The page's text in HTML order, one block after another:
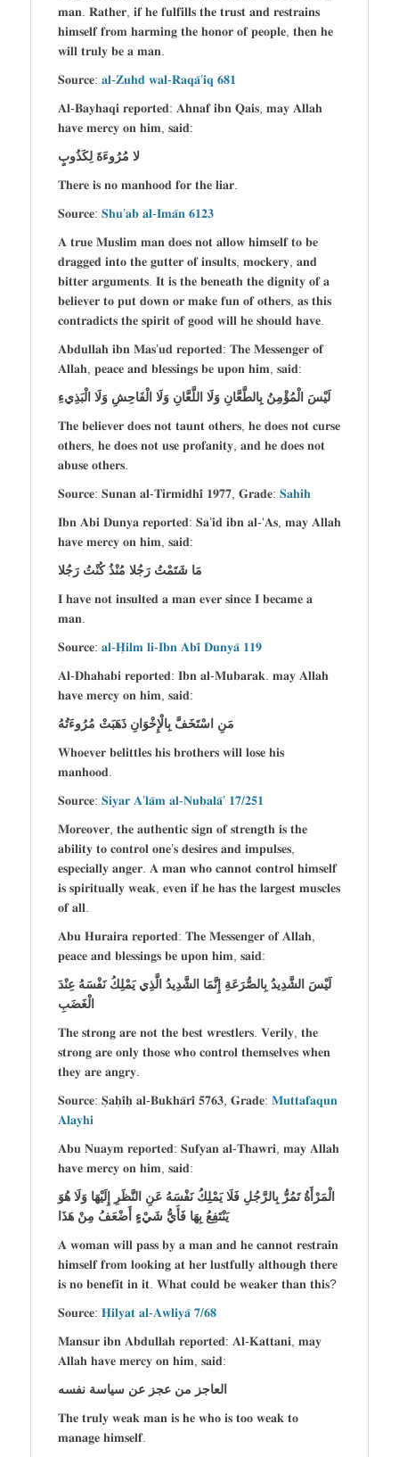
𝐦𝐚𝐧. 𝐑𝐚𝐭𝐡𝐞𝐫, 𝐢𝐟 𝐡𝐞 𝐟𝐮𝐥𝐟𝐢𝐥𝐥𝐬 𝐭𝐡𝐞 𝐭𝐫𝐮𝐬𝐭 𝐚𝐧𝐝 𝐫𝐞𝐬𝐭𝐫𝐚𝐢𝐧𝐬
𝐡𝐢𝐦𝐬𝐞𝐥𝐟 𝐟𝐫𝐨𝐦 𝐡𝐚𝐫𝐦𝐢𝐧𝐠 𝐭𝐡𝐞 𝐡𝐨𝐧𝐨𝐫 𝐨𝐟 𝐩𝐞𝐨𝐩𝐥𝐞, 𝐭𝐡𝐞𝐧 𝐡𝐞
𝐰𝐢𝐥𝐥 𝐭𝐫𝐮𝐥𝐲 𝐛𝐞 𝐚 𝐦𝐚𝐧.
𝐒𝐨𝐮𝐫𝐜𝐞: 𝐚𝐥-𝐙𝐮𝐡𝐝 𝐰𝐚𝐥-𝐑𝐚𝐪𝐚̄’𝐢𝐪 𝟔𝟖𝟏
𝐀𝐥-𝐁𝐚𝐲𝐡𝐚𝐪𝐢 𝐫𝐞𝐩𝐨𝐫𝐭𝐞𝐝: 𝐀𝐡𝐧𝐚𝐟 𝐢𝐛𝐧 𝐐𝐚𝐢𝐬, 𝐦𝐚𝐲 𝐀𝐥𝐥𝐚𝐡
𝐡𝐚𝐯𝐞 𝐦𝐞𝐫𝐜𝐲 𝐨𝐧 𝐡𝐢𝐦, 𝐬𝐚𝐢𝐝:
لا مُرُوءَةَ لِكَذُوبٍ
𝐓𝐡𝐞𝐫𝐞 𝐢𝐬 𝐧𝐨 𝐦𝐚𝐧𝐡𝐨𝐨𝐝 𝐟𝐨𝐫 𝐭𝐡𝐞 𝐥𝐢𝐚𝐫.
𝐒𝐨𝐮𝐫𝐜𝐞: 𝐒𝐡𝐮’𝐚𝐛 𝐚𝐥-𝐈𝐦𝐚̄𝐧 𝟔𝟏𝟐𝟑
𝐀 𝐭𝐫𝐮𝐞 𝐌𝐮𝐬𝐥𝐢𝐦 𝐦𝐚𝐧 𝐝𝐨𝐞𝐬 𝐧𝐨𝐭 𝐚𝐥𝐥𝐨𝐰 𝐡𝐢𝐦𝐬𝐞𝐥𝐟 𝐭𝐨 𝐛𝐞
𝐝𝐫𝐚𝐠𝐠𝐞𝐝 𝐢𝐧𝐭𝐨 𝐭𝐡𝐞 𝐠𝐮𝐭𝐭𝐞𝐫 𝐨𝐟 𝐢𝐧𝐬𝐮𝐥𝐭𝐬, 𝐦𝐨𝐜𝐤𝐞𝐫𝐲, 𝐚𝐧𝐝
𝐛𝐢𝐭𝐭𝐞𝐫 𝐚𝐫𝐠𝐮𝐦𝐞𝐧𝐭𝐬. 𝐈𝐭 𝐢𝐬 𝐭𝐡𝐞 𝐛𝐞𝐧𝐞𝐚𝐭𝐡 𝐭𝐡𝐞 𝐝𝐢𝐠𝐧𝐢𝐭𝐲 𝐨𝐟 𝐚
𝐛𝐞𝐥𝐢𝐞𝐯𝐞𝐫 𝐭𝐨 𝐩𝐮𝐭 𝐝𝐨𝐰𝐧 𝐨𝐫 𝐦𝐚𝐤𝐞 𝐟𝐮𝐧 𝐨𝐟 𝐨𝐭𝐡𝐞𝐫𝐬, 𝐚𝐬 𝐭𝐡𝐢𝐬
𝐜𝐨𝐧𝐭𝐫𝐚𝐝𝐢𝐜𝐭𝐬 𝐭𝐡𝐞 𝐬𝐩𝐢𝐫𝐢𝐭 𝐨𝐟 𝐠𝐨𝐨𝐝 𝐰𝐢𝐥𝐥 𝐡𝐞 𝐬𝐡𝐨𝐮𝐥𝐝 𝐡𝐚𝐯𝐞.
𝐀𝐛𝐝𝐮𝐥𝐥𝐚𝐡 𝐢𝐛𝐧 𝐌𝐚𝐬’𝐮𝐝 𝐫𝐞𝐩𝐨𝐫𝐭𝐞𝐝: 𝐓𝐡𝐞 𝐌𝐞𝐬𝐬𝐞𝐧𝐠𝐞𝐫 𝐨𝐟
𝐀𝐥𝐥𝐚𝐡, 𝐩𝐞𝐚𝐜𝐞 𝐚𝐧𝐝 𝐛𝐥𝐞𝐬𝐬𝐢𝐧𝐠𝐬 𝐛𝐞 𝐮𝐩𝐨𝐧 𝐡𝐢𝐦, 𝐬𝐚𝐢𝐝:
لَيْسَ الْمُؤْمِنُ بِالطَّعَّانِ وَلَا اللَّعَّانِ وَلَا الْفَاحِشِ وَلَا الْبَذِيءِ
𝐓𝐡𝐞 𝐛𝐞𝐥𝐢𝐞𝐯𝐞𝐫 𝐝𝐨𝐞𝐬 𝐧𝐨𝐭 𝐭𝐚𝐮𝐧𝐭 𝐨𝐭𝐡𝐞𝐫𝐬, 𝐡𝐞 𝐝𝐨𝐞𝐬 𝐧𝐨𝐭 𝐜𝐮𝐫𝐬𝐞
𝐨𝐭𝐡𝐞𝐫𝐬, 𝐡𝐞 𝐝𝐨𝐞𝐬 𝐧𝐨𝐭 𝐮𝐬𝐞 𝐩𝐫𝐨𝐟𝐚𝐧𝐢𝐭𝐲, 𝐚𝐧𝐝 𝐡𝐞 𝐝𝐨𝐞𝐬 𝐧𝐨𝐭
𝐚𝐛𝐮𝐬𝐞 𝐨𝐭𝐡𝐞𝐫𝐬.
𝐒𝐨𝐮𝐫𝐜𝐞: 𝐒𝐮𝐧𝐚𝐧 𝐚𝐥-𝐓𝐢𝐫𝐦𝐢𝐝𝐡𝐢̄ 𝟏𝟗𝟕𝟕, 𝐆𝐫𝐚𝐝𝐞: 𝐒𝐚𝐡𝐢𝐡
𝐈𝐛𝐧 𝐀𝐛𝐢 𝐃𝐮𝐧𝐲𝐚 𝐫𝐞𝐩𝐨𝐫𝐭𝐞𝐝: 𝐒𝐚’𝐢𝐝 𝐢𝐛𝐧 𝐚𝐥-‘𝐀𝐬, 𝐦𝐚𝐲 𝐀𝐥𝐥𝐚𝐡
𝐡𝐚𝐯𝐞 𝐦𝐞𝐫𝐜𝐲 𝐨𝐧 𝐡𝐢𝐦, 𝐬𝐚𝐢𝐝:
مَا شَتَمْتُ رَجُلا مُنْذُ كُنْتُ رَجُلا
𝐈 𝐡𝐚𝐯𝐞 𝐧𝐨𝐭 𝐢𝐧𝐬𝐮𝐥𝐭𝐞𝐝 𝐚 𝐦𝐚𝐧 𝐞𝐯𝐞𝐫 𝐬𝐢𝐧𝐜𝐞 𝐈 𝐛𝐞𝐜𝐚𝐦𝐞 𝐚
𝐦𝐚𝐧.
𝐒𝐨𝐮𝐫𝐜𝐞: 𝐚𝐥-𝐇̣𝐢𝐥𝐦 𝐥𝐢-𝐈𝐛𝐧 𝐀𝐛𝐢̄ 𝐃𝐮𝐧𝐲𝐚̄ 𝟏𝟏𝟗
𝐀𝐥-𝐃𝐡𝐚𝐡𝐚𝐛𝐢 𝐫𝐞𝐩𝐨𝐫𝐭𝐞𝐝: 𝐈𝐛𝐧 𝐚𝐥-𝐌𝐮𝐛𝐚𝐫𝐚𝐤. 𝐦𝐚𝐲 𝐀𝐥𝐥𝐚𝐡
𝐡𝐚𝐯𝐞 𝐦𝐞𝐫𝐜𝐲 𝐨𝐧 𝐡𝐢𝐦, 𝐬𝐚𝐢𝐝:
مَنِ اسْتَخَفَّ بِالْإِخْوَانِ ذَهَبَتْ مُرُوءَتُهُ
𝐖𝐡𝐨𝐞𝐯𝐞𝐫 𝐛𝐞𝐥𝐢𝐭𝐭𝐥𝐞𝐬 𝐡𝐢𝐬 𝐛𝐫𝐨𝐭𝐡𝐞𝐫𝐬 𝐰𝐢𝐥𝐥 𝐥𝐨𝐬𝐞 𝐡𝐢𝐬
𝐦𝐚𝐧𝐡𝐨𝐨𝐝.
𝐒𝐨𝐮𝐫𝐜𝐞: 𝐒𝐢𝐲𝐚𝐫 𝐀’𝐥𝐚̄𝐦 𝐚𝐥-𝐍𝐮𝐛𝐚𝐥𝐚̄’ 𝟏𝟕/𝟐𝟓𝟏
𝐌𝐨𝐫𝐞𝐨𝐯𝐞𝐫, 𝐭𝐡𝐞 𝐚𝐮𝐭𝐡𝐞𝐧𝐭𝐢𝐜 𝐬𝐢𝐠𝐧 𝐨𝐟 𝐬𝐭𝐫𝐞𝐧𝐠𝐭𝐡 𝐢𝐬 𝐭𝐡𝐞
𝐚𝐛𝐢𝐥𝐢𝐭𝐲 𝐭𝐨 𝐜𝐨𝐧𝐭𝐫𝐨𝐥 𝐨𝐧𝐞’𝐬 𝐝𝐞𝐬𝐢𝐫𝐞𝐬 𝐚𝐧𝐝 𝐢𝐦𝐩𝐮𝐥𝐬𝐞𝐬,
𝐞𝐬𝐩𝐞𝐜𝐢𝐚𝐥𝐥𝐲 𝐚𝐧𝐠𝐞𝐫. 𝐀 𝐦𝐚𝐧 𝐰𝐡𝐨 𝐜𝐚𝐧𝐧𝐨𝐭 𝐜𝐨𝐧𝐭𝐫𝐨𝐥 𝐡𝐢𝐦𝐬𝐞𝐥𝐟
𝐢𝐬 𝐬𝐩𝐢𝐫𝐢𝐭𝐮𝐚𝐥𝐥𝐲 𝐰𝐞𝐚𝐤, 𝐞𝐯𝐞𝐧 𝐢𝐟 𝐡𝐞 𝐡𝐚𝐬 𝐭𝐡𝐞 𝐥𝐚𝐫𝐠𝐞𝐬𝐭 𝐦𝐮𝐬𝐜𝐥𝐞𝐬
𝐨𝐟 𝐚𝐥𝐥.
𝐀𝐛𝐮 𝐇𝐮𝐫𝐚𝐢𝐫𝐚 𝐫𝐞𝐩𝐨𝐫𝐭𝐞𝐝: 𝐓𝐡𝐞 𝐌𝐞𝐬𝐬𝐞𝐧𝐠𝐞𝐫 𝐨𝐟 𝐀𝐥𝐥𝐚𝐡,
𝐩𝐞𝐚𝐜𝐞 𝐚𝐧𝐝 𝐛𝐥𝐞𝐬𝐬𝐢𝐧𝐠𝐬 𝐛𝐞 𝐮𝐩𝐨𝐧 𝐡𝐢𝐦, 𝐬𝐚𝐢𝐝:
لَيْسَ الشَّدِيدُ بِالصُّرَعَةِ إِنَّمَا الشَّدِيدُ الَّذِي يَمْلِكُ نَفْسَهُ عِنْدَ
الْغَضَبِ
𝐓𝐡𝐞 𝐬𝐭𝐫𝐨𝐧𝐠 𝐚𝐫𝐞 𝐧𝐨𝐭 𝐭𝐡𝐞 𝐛𝐞𝐬𝐭 𝐰𝐫𝐞𝐬𝐭𝐥𝐞𝐫𝐬. 𝐕𝐞𝐫𝐢𝐥𝐲, 𝐭𝐡𝐞
𝐬𝐭𝐫𝐨𝐧𝐠 𝐚𝐫𝐞 𝐨𝐧𝐥𝐲 𝐭𝐡𝐨𝐬𝐞 𝐰𝐡𝐨 𝐜𝐨𝐧𝐭𝐫𝐨𝐥 𝐭𝐡𝐞𝐦𝐬𝐞𝐥𝐯𝐞𝐬 𝐰𝐡𝐞𝐧
𝐭𝐡𝐞𝐲 𝐚𝐫𝐞 𝐚𝐧𝐠𝐫𝐲.
𝐒𝐨𝐮𝐫𝐜𝐞: 𝐒̣𝐚𝐡̣𝐢̄𝐡̣ 𝐚𝐥-𝐁𝐮𝐤𝐡𝐚̄𝐫𝐢̄ 𝟓𝟕𝟔𝟑, 𝐆𝐫𝐚𝐝𝐞: 𝐌𝐮𝐭𝐭𝐚𝐟𝐚𝐪𝐮𝐧
𝐀𝐥𝐚𝐲𝐡𝐢
𝐀𝐛𝐮 𝐍𝐮𝐚𝐲𝐦 𝐫𝐞𝐩𝐨𝐫𝐭𝐞𝐝: 𝐒𝐮𝐟𝐲𝐚𝐧 𝐚𝐥-𝐓𝐡𝐚𝐰𝐫𝐢, 𝐦𝐚𝐲 𝐀𝐥𝐥𝐚𝐡
𝐡𝐚𝐯𝐞 𝐦𝐞𝐫𝐜𝐲 𝐨𝐧 𝐡𝐢𝐦, 𝐬𝐚𝐢𝐝:
الْمَرْأَةُ تَمُرُّ بِالرَّجُلِ فَلَا يَمْلِكُ نَفْسَهُ عَنِ النَّظَرِ إِلَيْهَا وَلَا هُوَ
يَنْتَفِعُ بِهَا فَأَيُّ شَيْءٍ أَضْعَفُ مِنْ هَذَا
𝐀 𝐰𝐨𝐦𝐚𝐧 𝐰𝐢𝐥𝐥 𝐩𝐚𝐬𝐬 𝐛𝐲 𝐚 𝐦𝐚𝐧 𝐚𝐧𝐝 𝐡𝐞 𝐜𝐚𝐧𝐧𝐨𝐭 𝐫𝐞𝐬𝐭𝐫𝐚𝐢𝐧
𝐡𝐢𝐦𝐬𝐞𝐥𝐟 𝐟𝐫𝐨𝐦 𝐥𝐨𝐨𝐤𝐢𝐧𝐠 𝐚𝐭 𝐡𝐞𝐫 𝐥𝐮𝐬𝐭𝐟𝐮𝐥𝐥𝐲 𝐚𝐥𝐭𝐡𝐨𝐮𝐠𝐡 𝐭𝐡𝐞𝐫𝐞
𝐢𝐬 𝐧𝐨 𝐛𝐞𝐧𝐞𝐟𝐢𝐭 𝐢𝐧 𝐢𝐭. 𝐖𝐡𝐚𝐭 𝐜𝐨𝐮𝐥𝐝 𝐛𝐞 𝐰𝐞𝐚𝐤𝐞𝐫 𝐭𝐡𝐚𝐧 𝐭𝐡𝐢𝐬?
𝐒𝐨𝐮𝐫𝐜𝐞: 𝐇̣𝐢𝐥𝐲𝐚𝐭 𝐚𝐥-𝐀𝐰𝐥𝐢𝐲𝐚̄ 𝟕/𝟔𝟖
𝐌𝐚𝐧𝐬𝐮𝐫 𝐢𝐛𝐧 𝐀𝐛𝐝𝐮𝐥𝐥𝐚𝐡 𝐫𝐞𝐩𝐨𝐫𝐭𝐞𝐝: 𝐀𝐥-𝐊𝐚𝐭𝐭𝐚𝐧𝐢, 𝐦𝐚𝐲
𝐀𝐥𝐥𝐚𝐡 𝐡𝐚𝐯𝐞 𝐦𝐞𝐫𝐜𝐲 𝐨𝐧 𝐡𝐢𝐦, 𝐬𝐚𝐢𝐝:
العاجز من عجز عن سياسة نفسه
𝐓𝐡𝐞 𝐭𝐫𝐮𝐥𝐲 𝐰𝐞𝐚𝐤 𝐦𝐚𝐧 𝐢𝐬 𝐡𝐞 𝐰𝐡𝐨 𝐢𝐬 𝐭𝐨𝐨 𝐰𝐞𝐚𝐤 𝐭𝐨
𝐦𝐚𝐧𝐚𝐠𝐞 𝐡𝐢𝐦𝐬𝐞𝐥𝐟.